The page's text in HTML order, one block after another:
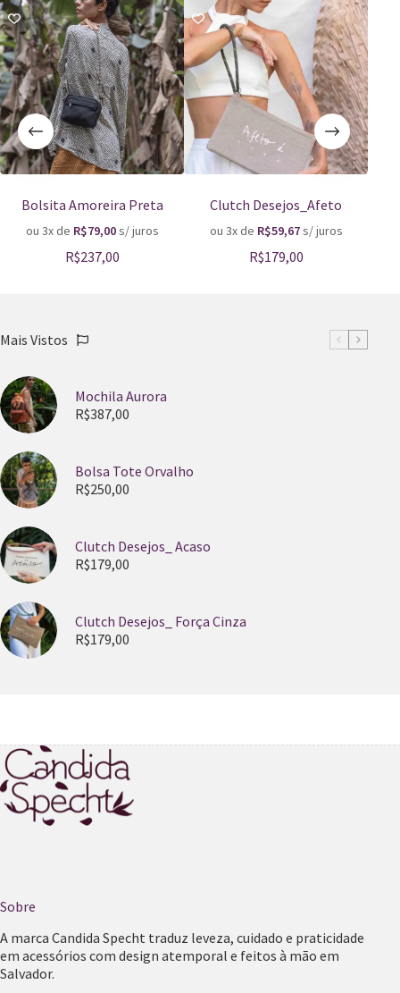
Bolsita Amoreira Preta
ou 3x de R$79,00s/ juros
R$237,00
Clutch Desejos_Afeto
ou 3x de R$59,67s/ juros
R$179,00
Mais Vistos
Mochila Aurora
R$387,00
Bolsa Tote Orvalho
R$250,00
Clutch Desejos_ Acaso
R$179,00
Clutch Desejos_ Força Cinza
R$179,00
Sobre
A marca Candida Specht traduz leveza, cuidado e praticidade
em acessórios com design atemporal e feitos à mão em
Salvador.